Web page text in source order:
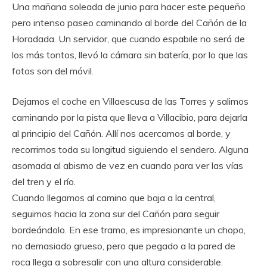
Una mañana soleada de junio para hacer este pequeño
pero intenso paseo caminando al borde del Cañón de la
Horadada. Un servidor, que cuando espabile no será de
los más tontos, llevó la cámara sin batería, por lo que las
fotos son del móvil.
Dejamos el coche en Villaescusa de las Torres y salimos
caminando por la pista que lleva a Villacibio, para dejarla
al principio del Cañón. Allí nos acercamos al borde, y
recorrimos toda su longitud siguiendo el sendero. Alguna
asomada al abismo de vez en cuando para ver las vías
del tren y el río.
Cuando llegamos al camino que baja a la central,
seguimos hacia la zona sur del Cañón para seguir
bordeándolo. En ese tramo, es impresionante un chopo,
no demasiado grueso, pero que pegado a la pared de
roca llega a sobresalir con una altura considerable.